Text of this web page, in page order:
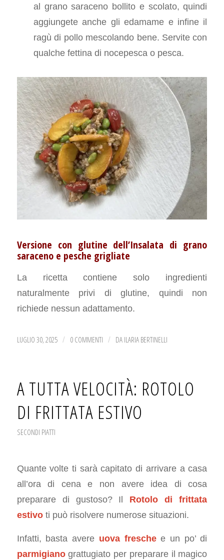
al grano saraceno bollito e scolato, quindi
aggiungete anche gli edamame e infine il
ragù di pollo mescolando bene. Servite con
qualche fettina di nocepesca o pesca.
Versione con glutine dell’Insalata di grano
saraceno e pesche grigliate
La ricetta contiene solo ingredienti
naturalmente privi di glutine, quindi non
richiede nessun adattamento.
LUGLIO 30, 2025 / 0 COMMENTI / DA ILARIA BERTINELLI
A TUTTA VELOCITÀ: ROTOLO
DI FRITTATA ESTIVO
SECONDI PIATTI
Quante volte ti sarà capitato di arrivare a casa
all’ora di cena e non avere idea di cosa
preparare di gustoso? Il Rotolo di frittata
estivo ti può risolvere numerose situazioni.
Infatti, basta avere uova freschee un po’ di
parmigianograttugiato per preparare il magico